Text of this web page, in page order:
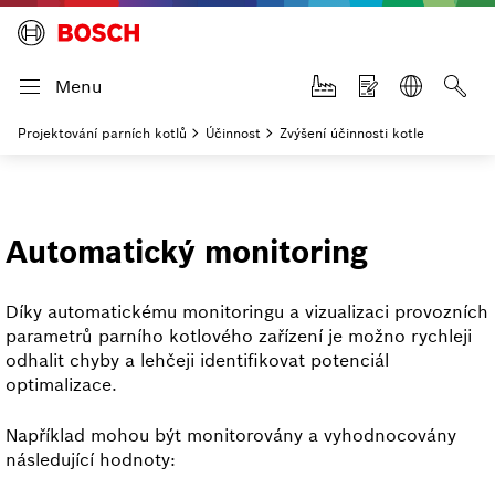
Menu
Projektování parních kotlů Účinnost Zvýšení účinnosti kotle
Automatický monitoring
Díky automatickému monitoringu a vizualizaci provozních
parametrů parního kotlového zařízení je možno rychleji
odhalit chyby a lehčeji identifikovat potenciál
optimalizace.
Například mohou být monitorovány a vyhodnocovány
následující hodnoty: